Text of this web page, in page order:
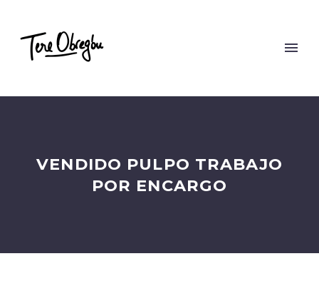
VENDIDO PULPO TRABAJO
POR ENCARGO